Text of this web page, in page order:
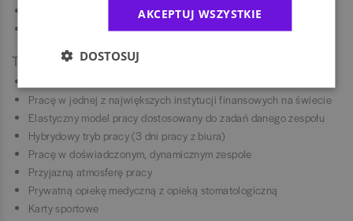
Doświadczenie w obszarze płatności SWIFT/SEPA
Znajomość mechanizmów rozliczeń międzybankowych
To oferujemy
Pracę w jednej z największych instytucji finansowych na świecie
Elastyczny model pracy dostosowany do zadań danego zespołu
Hybrydowy tryb pracy (3 dni pracy z biura)
Pracę w doświadczonym, dynamicznym zespole
Przyjazną atmosferę pracy
Prywatną opiekę medyczną z opieką stomatologiczną
Karty sportowe
AKCEPTUJ WSZYSTKIE
DOSTOSUJ